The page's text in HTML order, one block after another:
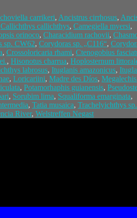
carrikeri, Ancistrus cirrhosus,
Callichthys callichthys, Camegiella myersi,
orinoco, Characidium rachovii,
sp. CW62, Corydoras sp. „C116“,
, Crossoloricaria rhami, Ctenogobius
, Hisonotus charrua, Hoplosternum
labrosus, Ituglanis amazonicus,
, Loricariini, Madre des Díos,
, Potamorhaphis guianensis,
, Sorubim lima, Squaliforma emarginata,
, Tatia musaica, Trachelyichthys
River, Welstreffen Negast